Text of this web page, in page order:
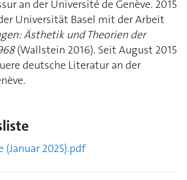
an der Université de Genève. 2015
Universität Basel mit der Arbeit
Ästhetik und Theorien der
(Wallstein 2016). Seit August 2015
deutsche Literatur an der
2025).pdf